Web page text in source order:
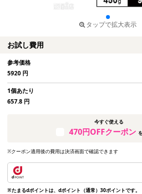
タップで拡大表示
お試し費用
参考価格
5920 円
1個あたり
657.8 円
今すぐ使える
470円OFFクーポン
※クーポン適用後の費用は決済画面で確認できます
※たまるdポイントは、dポイント（通常）30ポイントです。